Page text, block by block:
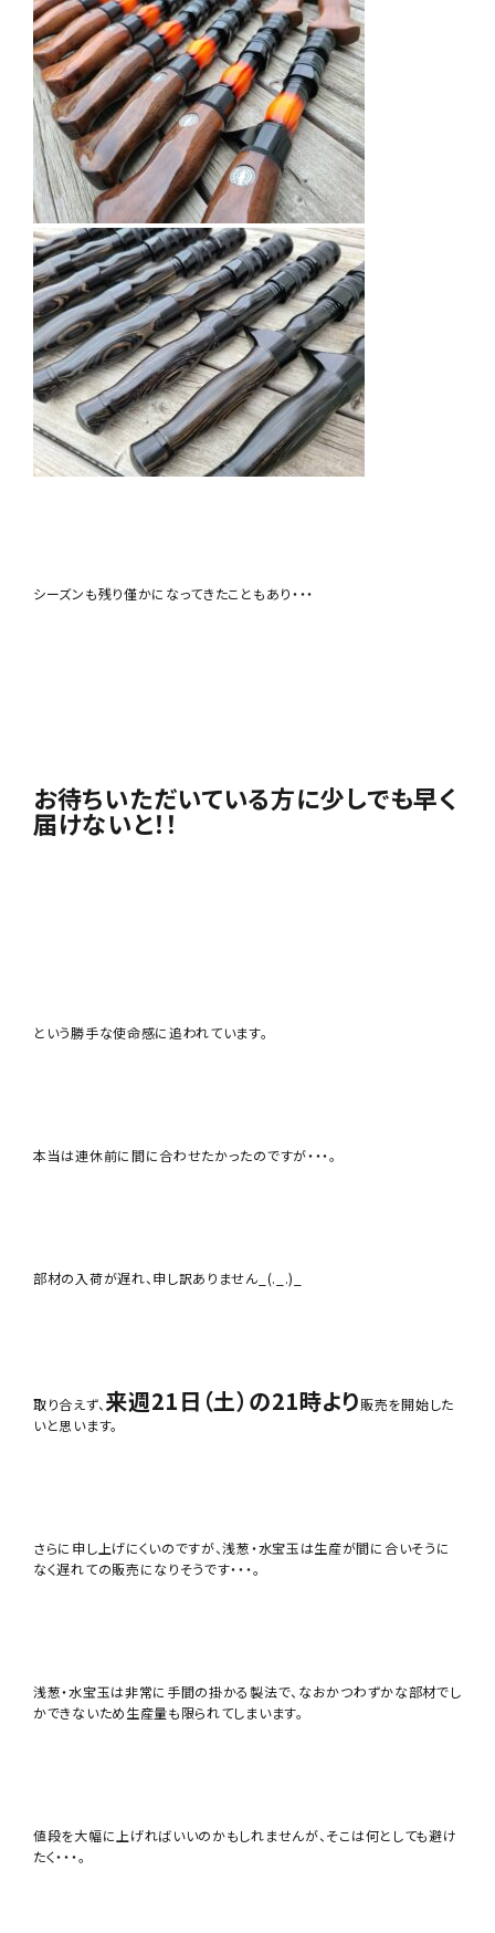
シーズンも残り僅かになってきたこともあり・・・
お待ちいただいている方に少しでも早く
届けないと！！
という勝手な使命感に追われています。
本当は連休前に間に合わせたかったのですが・・・。
部材の入荷が遅れ、申し訳ありません_(._.)_
取り合えず、来週21日（土）の21時より販売を開始した
いと思います。
さらに申し上げにくいのですが、浅葱・水宝玉は生産が間に合いそうに
なく遅れての販売になりそうです・・・。
浅葱・水宝玉は非常に手間の掛かる製法で、なおかつわずかな部材でし
かできないため生産量も限られてしまいます。
値段を大幅に上げればいいのかもしれませんが、そこは何としても避け
たく・・・。